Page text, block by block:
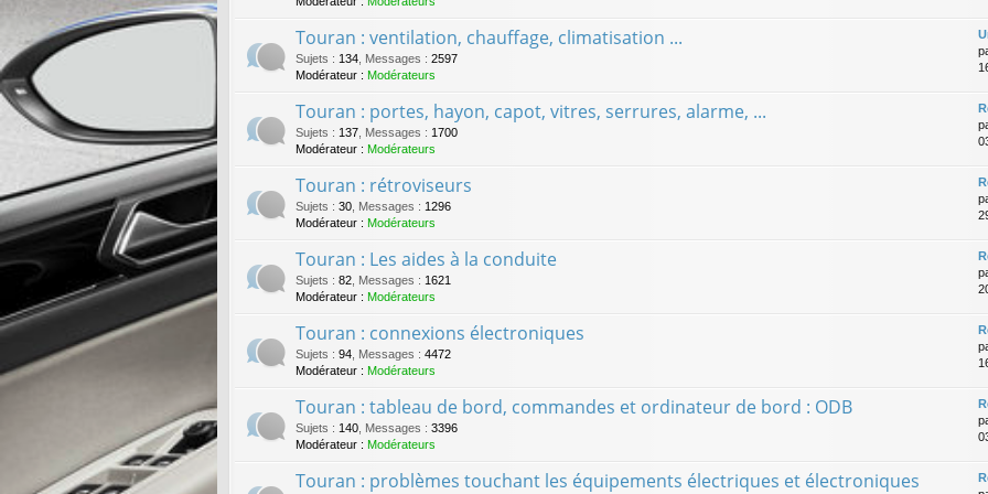
Touran : ventilation, chauffage, climatisation ...
Sujets : 134 Messages : 2597
Modérateur : Modérateurs
Touran : portes, hayon, capot, vitres, serrures, alarme, ...
Sujets : 137 Messages : 1700
Modérateur : Modérateurs
Touran : rétroviseurs
Sujets : 30 Messages : 1296
Modérateur : Modérateurs
Touran : Les aides à la conduite
Sujets : 82 Messages : 1621
Modérateur : Modérateurs
Touran : connexions électroniques
Sujets : 94 Messages : 4472
Modérateur : Modérateurs
Touran : tableau de bord, commandes et ordinateur de bord : ODB
Sujets : 140 Messages : 3396
Modérateur : Modérateurs
Touran : problèmes touchant les équipements électriques et électroniques